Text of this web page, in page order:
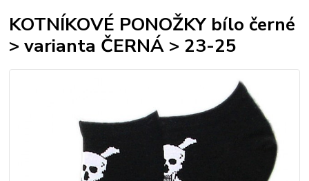
KOTNÍKOVÉ PONOŽKY bílo černé
> varianta ČERNÁ > 23-25